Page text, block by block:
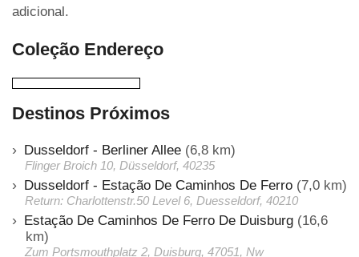
adicional.
Coleção Endereço
Destinos Próximos
Dusseldorf - Berliner Allee (6,8 km)
Flinger Broich 10, Düsseldorf, 40235
Dusseldorf - Estação De Caminhos De Ferro (7,0 km)
Return: Charlottenstr.50 Level 6, Duesseldorf, 40210
Estação De Caminhos De Ferro De Duisburg (16,6
km)
Zum Portsmouthplatz 2, Duisburg, 47051, Nw